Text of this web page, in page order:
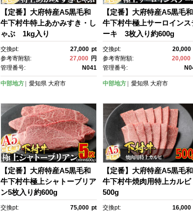
【定番】大府特産A5黒毛和
牛下村牛特上あかみすき・し
ゃぶ 1kg入り
交換pt: 27,000 pt
参考寄附額:
27,000 円
管理番号:
N041
中部地方 愛知県 大府市
【定番】大府特産A5黒毛和
牛下村牛極上サーロインス
ーキ 3枚入り約600g
交換pt: 20,000
参考寄附額:
20,000
管理番号:
中部地方 愛知県 大府市
【定番】大府特産A5黒毛和
牛下村牛極上シャトーブリア
ン5枚入り約600g
交換pt: 75,000 pt
【定番】大府特産A5黒毛和
牛下村牛焼肉用特上カル
500g
交換pt: 16,000